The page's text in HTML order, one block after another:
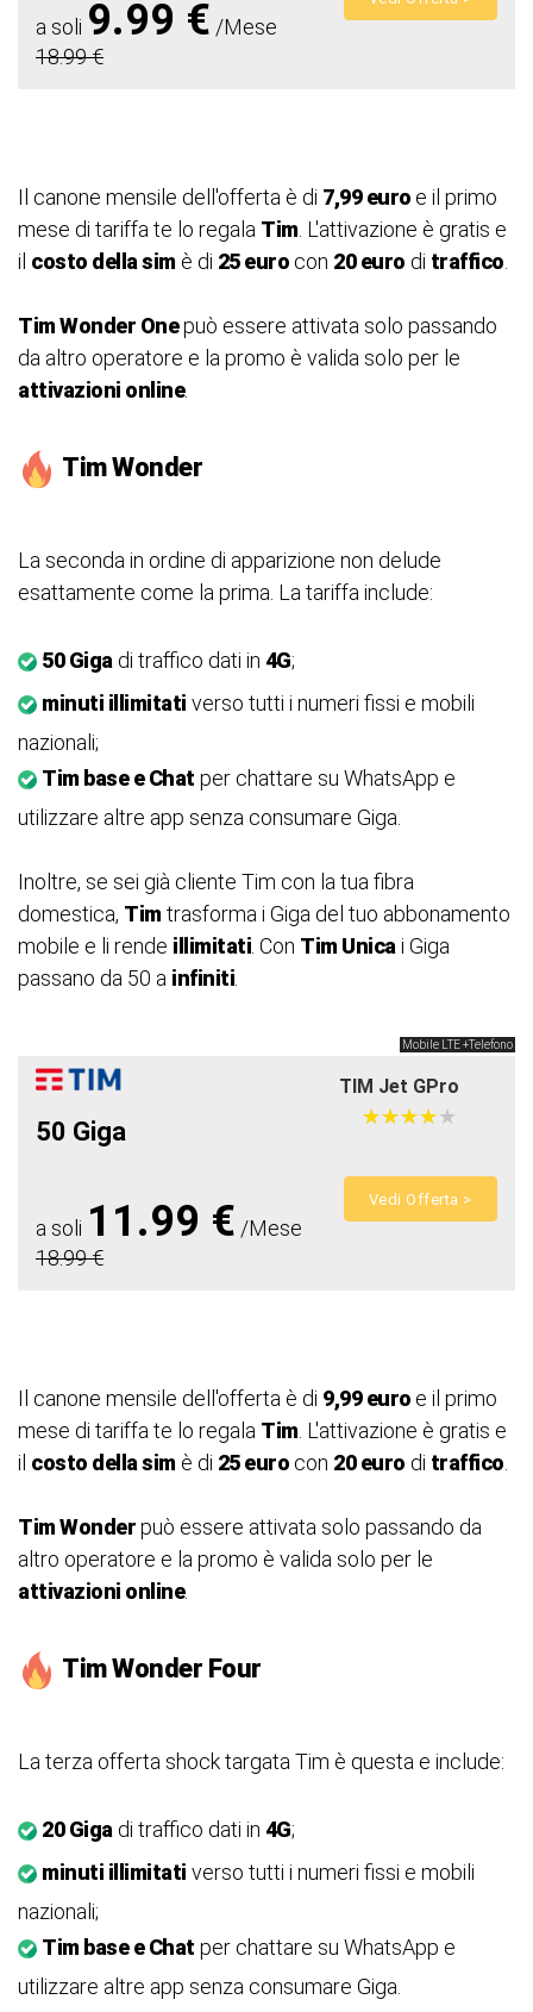
a soli 9.99 € /Mese
18.99 €
Il canone mensile dell'offerta è di 7,99 euro e il primo
mese di tariffa te lo regala Tim . L'attivazione è gratis e
il costo della sim è di 25 euro con 20 euro di traffico
Tim Wonder Onepuò essere attivata solo passando
da altro operatore e la promo è valida solo per le
attivazioni online.
Tim Wonder
La seconda in ordine di apparizione non delude
esattamente come la prima. La tariffa include:
50 Giga di traffico dati in 4G;
minuti illimitati verso tutti i numeri fissi e mobili
nazionali;
Tim base e Chat per chattare su WhatsApp e
utilizzare altre app senza consumare Giga.
Inoltre, se sei già cliente Tim con la tua fibra
domestica, Tim trasforma i Giga del tuo abbonamento
mobile e li rende illimitati . Con Tim Unica i Giga
passano da 50 a infiniti
Mobile LTE +Telefono
TIM Jet GPro
50 Giga
★★★★★
★★★★★
a soli 11.99 € /Mese
18.99 €
Vedi Offerta >
Il canone mensile dell'offerta è di 9,99 euro e il primo
mese di tariffa te lo regala Tim. L'attivazione è gratis e
il costo della sim è di 25 euro con 20 euro di traffico.
Tim Wonderpuò essere attivata solo passando da
altro operatore e la promo è valida solo per le
attivazioni online.
Tim Wonder Four
La terza offerta shock targata Tim è questa e include:
20 Giga di traffico dati in 4G;
minuti illimitati verso tutti i numeri fissi e mobili
nazionali;
Tim base e Chat per chattare su WhatsApp e
utilizzare altre app senza consumare Giga.